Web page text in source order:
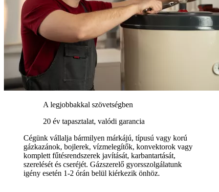
A legjobbakkal szövetségben
20 év tapasztalat, valódi garancia
Cégünk vállalja bármilyen márkájú, típusú vagy korú
gázkazánok, bojlerek, vízmelegítők, konvektorok vagy
komplett fűtésrendszerek javítását, karbantartását,
szerelését és cseréjét. Gázszerelő gyorsszolgálatunk
igény esetén 1-2 órán belül kiérkezik önhöz.